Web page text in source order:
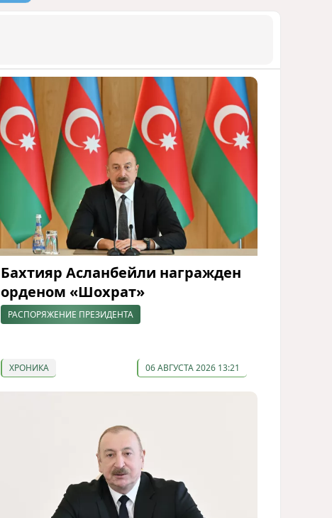
Бахтияр Асланбейли награжден
орденом «Шохрат»
РАСПОРЯЖЕНИЕ ПРЕЗИДЕНТА
ХРОНИКА 06 АВГУСТА 2026 13:21